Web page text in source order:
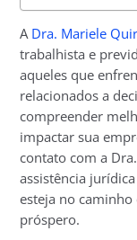
A Dra. Mariele
trabalhista e
aqueles que
relacionados a
compreender
impactar sua
contato com a
assistência
esteja no
próspero.